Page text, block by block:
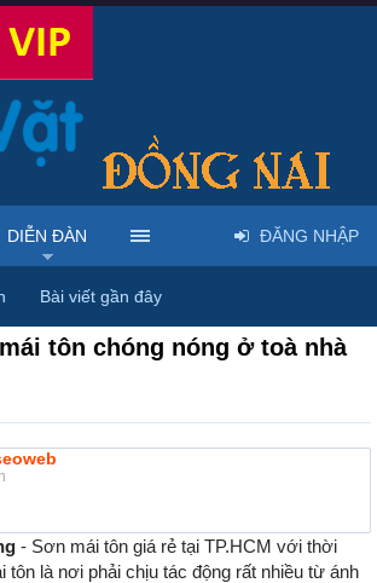
Rao vặt tổng hợp - Uy tín - Miễn phí
tôn chóng nóng ở toà nhà
- Sơn mái tôn giá rẻ tại TP.HCM với thời
tôn là nơi phải chịu tác động rất nhiều từ ánh
DIỄN ĐÀN
Bài viết gần đây
ĐĂNG NHẬP